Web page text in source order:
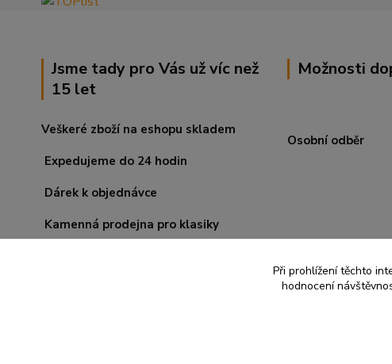
Jsme tady pro Vás už víc než
15 let
Veškeré zboží na eshopu skladem
Expedujeme do 24 hodin
Dárek k objednávce
Kamenná prodejna pro klasiky
Možnosti
Osobní odběr
Při prohlížení těchto
hodnocení